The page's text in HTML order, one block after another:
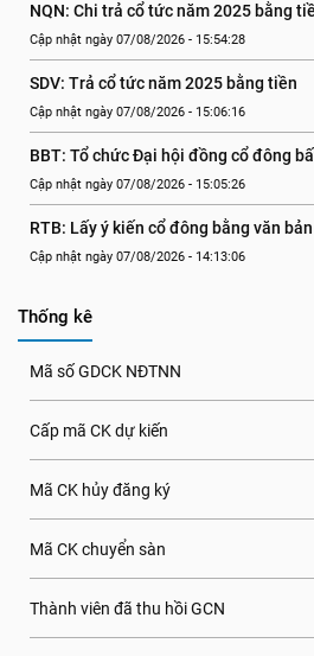
NQN: Chi trả cổ tức năm 2025 bằng
Cập nhật ngày 07/08/2026 - 15:54:28
SDV: Trả cổ tức năm 2025 bằng tiền
Cập nhật ngày 07/08/2026 - 15:06:16
BBT: Tổ chức Đại hội đồng cổ đông
Cập nhật ngày 07/08/2026 - 15:05:26
RTB: Lấy ý kiến cổ đông bằng văn bản
Cập nhật ngày 07/08/2026 - 14:13:06
Thống kê
Mã số GDCK NĐTNN
Cấp mã CK dự kiến
Mã CK hủy đăng ký
Mã CK chuyển sàn
Thành viên đã thu hồi GCN